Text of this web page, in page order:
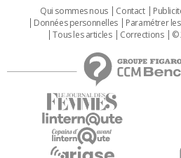
Qui sommes nous Contact
Données personnelles
Paramétrer
Tous les articles
Corrections ©